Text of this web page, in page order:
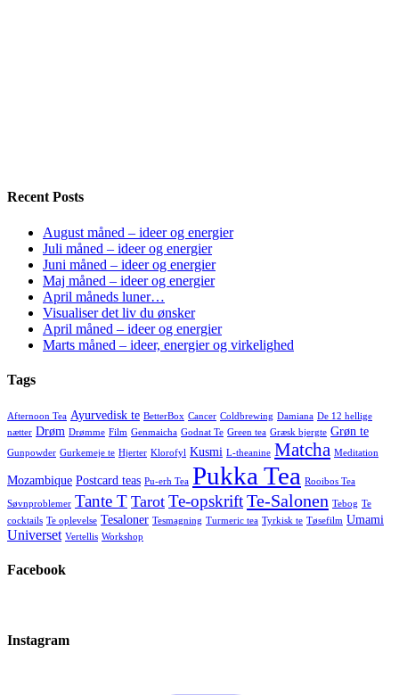
Recent Posts
August måned – ideer og energier
Juli måned – ideer og energier
Juni måned – ideer og energier
Maj måned – ideer og energier
April måneds luner…
Visualiser det liv du ønsker
April måned – ideer og energier
Marts måned – ideer, energier og virkelighed
Tags
Afternoon Tea Ayurvedisk te BetterBox Cancer Coldbrewing Damiana De 12 hellige
nætter Drøm Drømme Film Genmaicha Godnat Te Green tea Græsk bjergte Grøn te
Gunpowder Gurkemeje te Hjerter Klorofyl Kusmi L-theanine Matcha Meditation
Mozambique Postcard teas Pu-erh Tea Pukka Tea Rooibos Tea
Søvnproblemer Tante T Tarot Te-opskriftTe-Salonen Tebog Te
cocktails Te oplevelse Tesaloner Tesmagning Turmeric tea Tyrkisk te Tøsefilm Umami
Universet Vertellis Workshop
Facebook
Instagram